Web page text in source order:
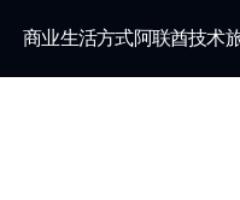
商业生活方式阿联酋技术